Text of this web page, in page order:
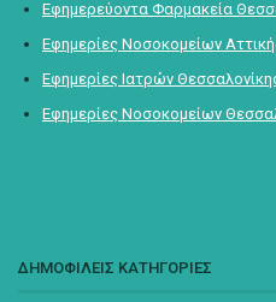
Εφημερεύοντα Φαρμακεία
Εφημερίες Νοσοκομείων
Εφημερίες Ιατρών
Εφημερίες Νοσοκομείων
ΔΗΜΟΦΙΛΕΙΣ ΚΑΤΗΓΟΡΙΕΣ